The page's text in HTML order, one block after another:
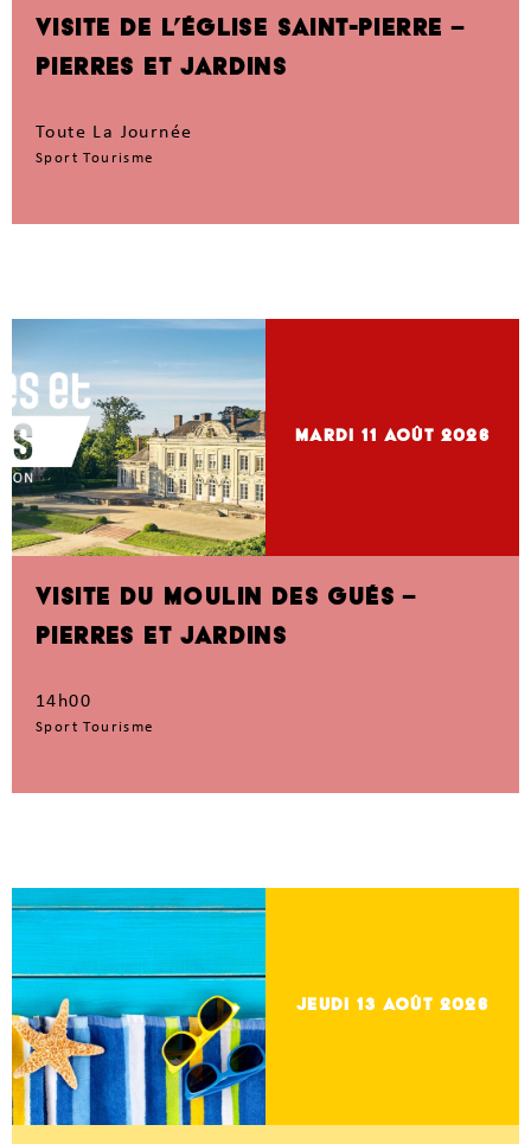
VISITE DE L’ÉGLISE SAINT-PIERRE –
PIERRES ET JARDINS
Toute La Journée
Sport Tourisme
mardi 11 Août 2026
VISITE DU MOULIN DES GUÉS –
PIERRES ET JARDINS
14h00
Sport Tourisme
jeudi 13 Août 2026